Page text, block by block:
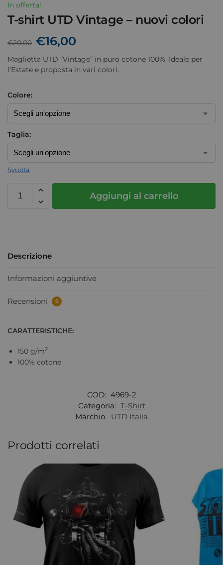
In offerta!
T-shirt UTD Vintage – nuovi colori
€20,00 €16,00
Maglietta UTD “Vintage” in puro cotone 100%. Ideale per
l’Estate e proposta in vari colori.
Colore:
Taglia:
Svuota
Aggiungi al carrello
Descrizione
Informazioni aggiuntive
Recensioni 0
CARATTERISTICHE:
150 g/m2
100% cotone
COD: 4969-2
Categoria: T-Shirt
Marchio: UTD Italia
Prodotti correlati